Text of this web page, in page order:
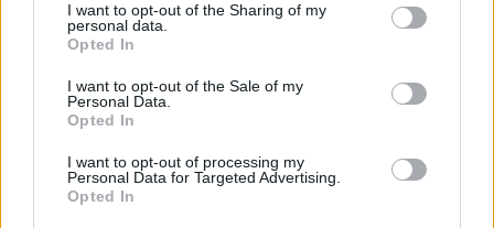
I want to opt-out of the Sharing of my
personal data.
Opted In
I want to opt-out of the Sale of my
Personal Data.
Opted In
I want to opt-out of processing my
Personal Data for Targeted Advertising.
Opted In
το συντομότερο δυνατό αυτή η
κυβέρνηση για να υπάρξει μια
προοδευτική διέξοδος
πολιτών χρηματοδοτείτε την